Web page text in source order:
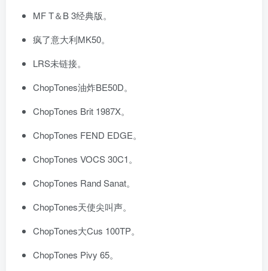
MF T＆B 3经典版。
疯了意大利MK50。
LRS未链接。
ChopTones油炸BE50D。
ChopTones Brit 1987X。
ChopTones FEND EDGE。
ChopTones VOCS 30C1。
ChopTones Rand Sanat。
ChopTones天使尖叫声。
ChopTones大Cus 100TP。
ChopTones Pivy 65。